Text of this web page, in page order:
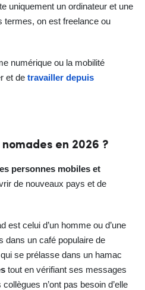
uniquement un ordinateur et une
termes, on est freelance ou
numérique ou la mobilité
et de travailler depuis
en 2026 ?
personnes mobiles et
de nouveaux pays et de
est celui d’un homme ou d’une
dans un café populaire de
se prélasse dans un hamac
tout en vérifiant ses messages
n’ont pas besoin d’elle